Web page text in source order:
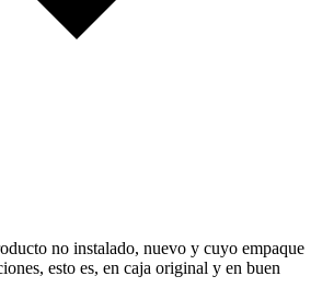
no instalado, nuevo y cuyo empaque
esto es, en caja original y en buen